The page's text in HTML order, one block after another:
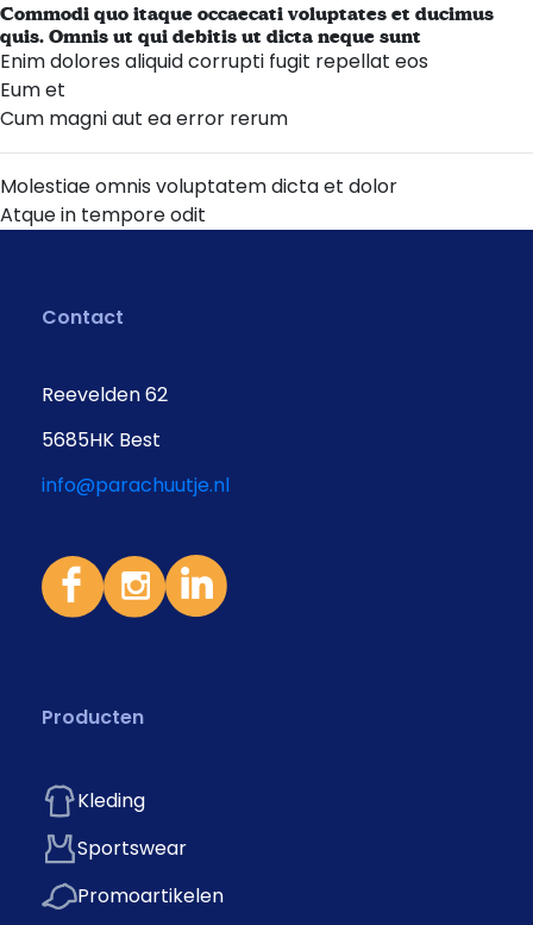
Commodi quo itaque occaecati voluptates et ducimus
quis. Omnis ut qui debitis ut dicta neque sunt
Enim dolores aliquid corrupti fugit repellat eos
Eum et
Cum magni aut ea error rerum
Molestiae omnis voluptatem dicta et dolor
Atque in tempore odit
Contact
Reevelden 62
5685HK Best
info@parachuutje.nl
Producten
Kleding
Sportswear
Promoartikelen